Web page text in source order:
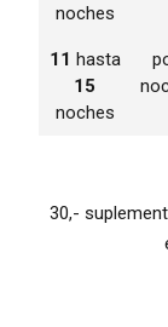
noches
11 hasta
15
noches
30,-